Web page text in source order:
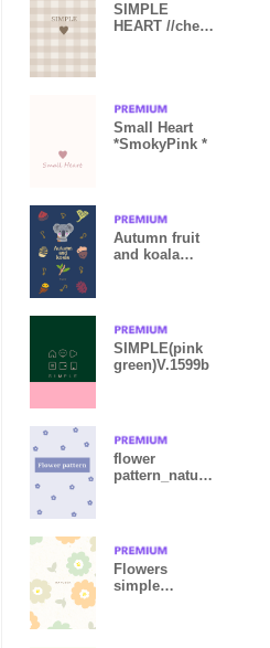
SIMPLE
HEART //check
Small Heart
*SmokyPink *
Autumn fruit
and koala
SIMPLE(pink
green)V.1599b
flower
pattern_natura
Flowers
simple